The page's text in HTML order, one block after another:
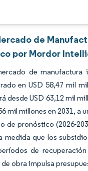
de
por Mordor
de manufactura
en USD 58,47 mil
desde USD 63,12 mil
mil millones en 2031, a
de pronóstico (2026-
medida que los
de
obra impulsa